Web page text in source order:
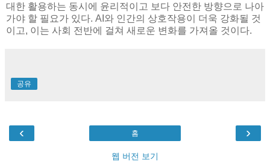
대한 활용하는 동시에 윤리적이고 보다 안전한 방향으로 나아
가야 할 필요가 있다. AI와 인간의 상호작용이 더욱 강화될 것
이고, 이는 사회 전반에 걸쳐 새로운 변화를 가져올 것이다.
공유
‹ ›
홈
웹 버전 보기